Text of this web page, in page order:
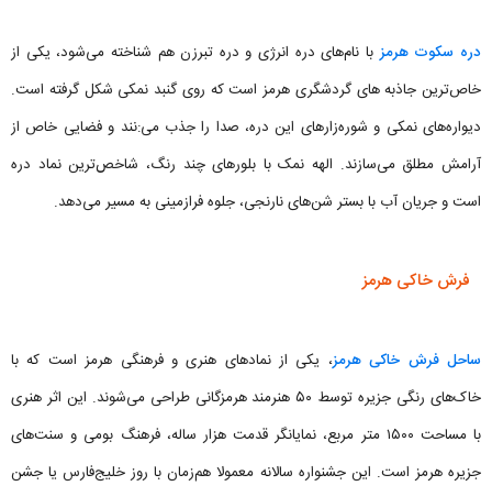
دره سکوت هرمزبا نام‌های دره انرژی و دره تبرزن هم شناخته می‌شود، یکی از
خاص‌ترین جاذبه های گردشگری هرمز است که روی گنبد نمکی شکل گرفته است.
دیواره‌های نمکی و شوره‌زارهای این دره، صدا را جذب می‌:نند و فضایی خاص از
آرامش مطلق می‌سازند. الهه نمک با بلورهای چند رنگ، شاخص‌ترین نماد دره
است و جریان آب با بستر شن‌های نارنجی، جلوه فرازمینی به مسیر می‌دهد.
فرش خاکی هرمز
ساحل فرش خاکی هرمز، یکی از نمادهای هنری و فرهنگی هرمز است که با
خاک‌های رنگی جزیره توسط ۵۰ هنرمند هرمزگانی طراحی می‌شوند. این اثر هنری
با مساحت ۱۵۰۰ متر مربع، نمایانگر قدمت هزار ساله، فرهنگ بومی و سنت‌های
جزیره هرمز است. این جشنواره سالانه معمولا هم‌زمان با روز خلیج‌فارس یا جشن